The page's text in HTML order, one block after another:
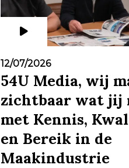
12/07/2026
54U Media, wij
zichtbaar wat jij
met Kennis,
en Bereik in de
Maakindustrie